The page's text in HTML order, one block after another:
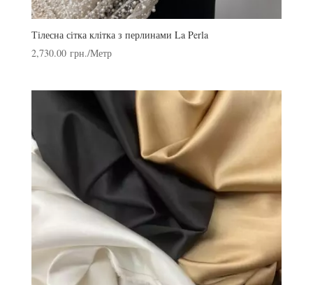
Тілесна сітка клітка з перлинами La Perla
2,730.00 грн./Метр